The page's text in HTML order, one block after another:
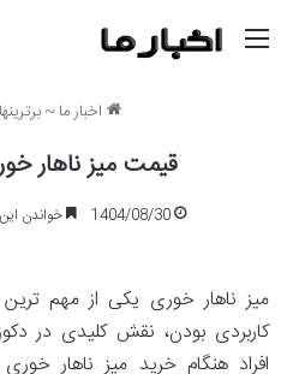
اخبار ما ~
قیمت میز ناهار
1404/08/30 خواندن این مطلب 5
میز ناهار خوری یکی از مهم
کاربردی بودن، نقش کلیدی در
افراد هنگام خرید میز ناهار